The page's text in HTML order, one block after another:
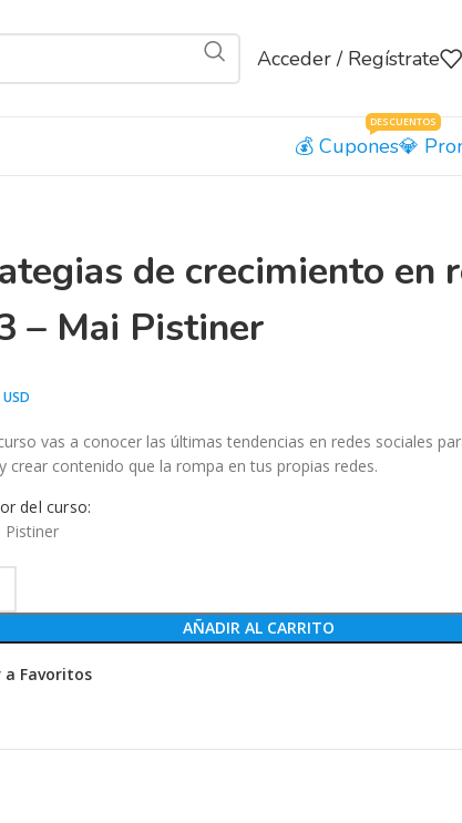
Acceder / Regístrate
Cupones
DESCUENTOS
de crecimiento en
– Mai Pistiner
vas a conocer las últimas tendencias en redes sociales
crear contenido que la rompa en tus propias redes.
del curso:
Pistiner
AÑADIR AL CARRITO
a Favoritos